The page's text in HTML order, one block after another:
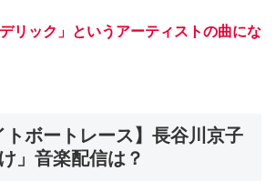
リック」というアーティストの曲にな
トボートレース】長谷川京子
」音楽配信は？